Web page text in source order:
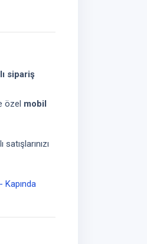
sipariş
özel mobil
Kapında